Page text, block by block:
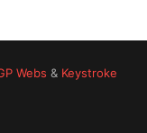
Webs & Keystroke